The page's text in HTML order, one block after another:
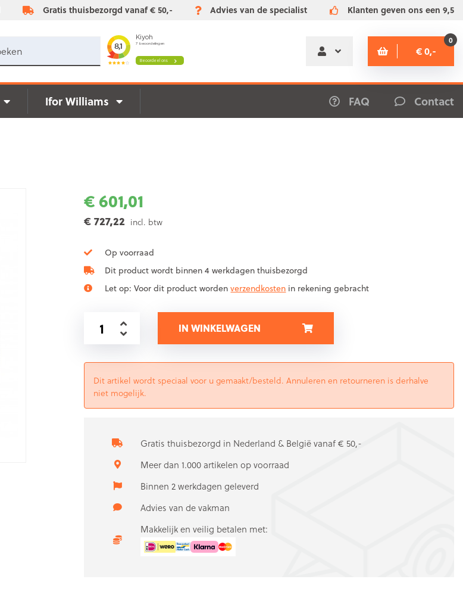
Gratis thuisbezorgd vanaf € 50,- Advies van de specialist Klanten geven ons een 9,5
€ 0,-
0
Ifor Williams FAQ Contact
€ 601,01
€ 727,22 incl. btw
Op voorraad
Dit product wordt binnen 4 werkdagen thuisbezorgd
Let op: Voor dit product wordenverzendkosten in rekening gebracht
IN WINKELWAGEN
Dit artikel wordt speciaal voor u gemaakt/besteld. Annuleren en retourneren is derhalve
niet mogelijk.
Gratis thuisbezorgd in Nederland & België vanaf € 50,-
Meer dan 1.000 artikelen op voorraad
Binnen 2 werkdagen geleverd
Advies van de vakman
Makkelijk en veilig betalen met: